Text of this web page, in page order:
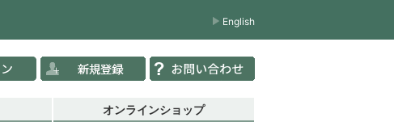
English
オンラインショップ